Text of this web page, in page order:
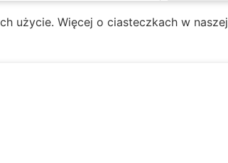
użycie. Więcej o ciasteczkach w naszej